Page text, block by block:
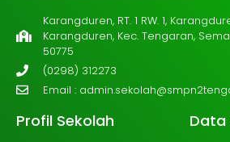
Karangduren, RT. 1 RW. 1,
Karangduren, Kec. Tengaran,
50775
(0298) 312273
Email :
Profil Sekolah Data